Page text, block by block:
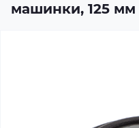
машинки, 125 мм